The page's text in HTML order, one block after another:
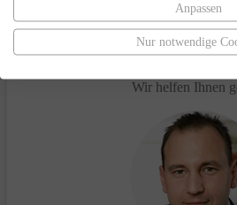
Haben Sie
Wir helfen Ihnen
Anpassen
Nur notwendige